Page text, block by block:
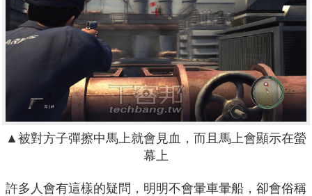
▲被對方子彈擦中馬上就會見血，而且馬上會顯示在螢
幕上
許多人會有這樣的疑問，明明不會暈車暈船，卻會俗稱